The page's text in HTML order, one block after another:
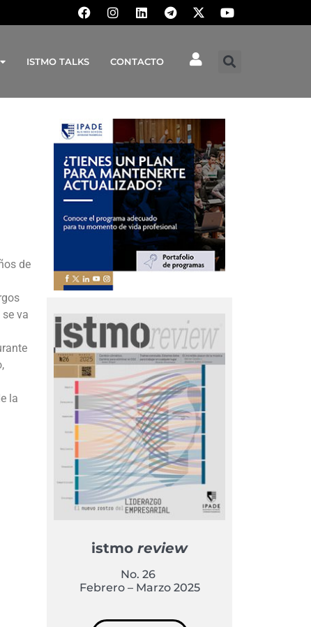
ISTMO TALKS CONTACTO
de
va
la
istmoreview
No. 26
Febrero – Marzo 2025